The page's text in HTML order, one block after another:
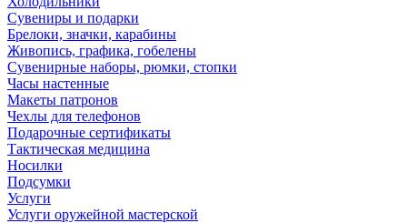
Сувениры и подарки
Брелоки, значки, карабины
Живопись, графика, гобелены
Сувенирные наборы, рюмки, стопки
Часы настенные
Макеты патронов
Чехлы для телефонов
Подарочные сертификаты
Тактическая медицина
Носилки
Подсумки
Услуги
Услуги оружейной мастерской